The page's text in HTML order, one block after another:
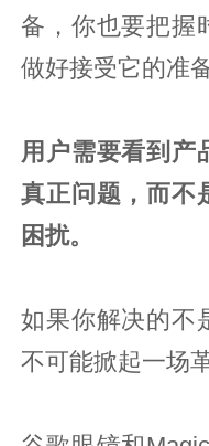
备，你也要把握
做好接受它的准备
用户需要看到产
真正问题，而不
困扰。
如果你解决的不
不可能掀起一场